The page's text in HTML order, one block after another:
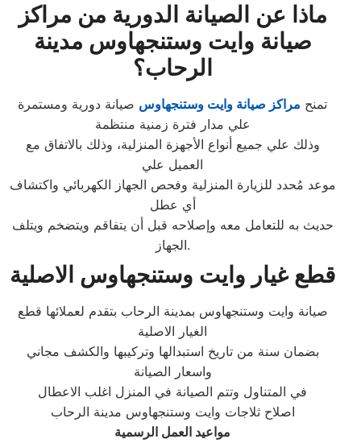
ماذا عن الصيانة الدورية من مراكز
صيانة وايت وستنجهاوس مدينة
الرحاب؟
تمنح مراكز صيانة وايت وستنجهاوس صيانة دورية ومستمرة
علي مدار فترة زمنية منتظمة
وذلك علي جميع أنواع الأجهزة المنزلية، وذلك بالاتفاق مع
العميل علي
موعد مُحدد للزيارة المنزلية وفحص الجهاز الكهربائي واكتشاف
أي عطل
حديث به للتعامل معه وإصلاحه قبل أن يتفاقم ويتضخم ويتلف
الجهاز.
قطع غيار وايت وستنجهاوس الاصلية
صيانة وايت وستنجهاوس بمدينة الرحاب بتقدم لعملائها قطع
الغيار الاصلية
بضمان سنة من تاريخ استبدالها وتركيبها والكشف مجاني
واسعار الصيانة
في المتناول وتتم الصيانة في المنزل اغلب الاعطال
اصلاح ثلاجات وايت وستنجهاوس مدينة الرحاب
مواعيد العمل الرسمية